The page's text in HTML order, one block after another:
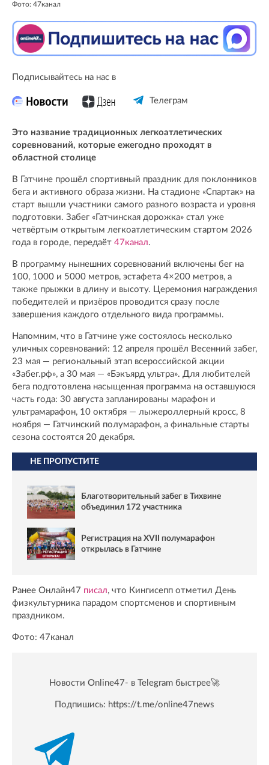
Фото: 47канал
Подписывайтесь на нас в
Телеграм
Это название традиционных легкоатлетических
соревнований, которые ежегодно проходят в
областной столице
В Гатчине прошёл спортивный праздник для поклонников
бега и активного образа жизни. На стадионе «Спартак» на
старт вышли участники самого разного возраста и уровня
подготовки. Забег «Гатчинская дорожка» стал уже
четвёртым открытым легкоатлетическим стартом 2026
года в городе, передаёт 47канал.
В программу нынешних соревнований включены бег на
100, 1000 и 5000 метров, эстафета 4×200 метров, а
также прыжки в длину и высоту. Церемония награждения
победителей и призёров проводится сразу после
завершения каждого отдельного вида программы.
Напомним, что в Гатчине уже состоялось несколько
уличных соревнований: 12 апреля прошёл Весенний забег,
23 мая — региональный этап всероссийской акции
«Забег.рф», а 30 мая — «Бэкъярд ультра». Для любителей
бега подготовлена насыщенная программа на оставшуюся
часть года: 30 августа запланированы марафон и
ультрамарафон, 10 октября — лыжероллерный кросс, 8
ноября — Гатчинский полумарафон, а финальные старты
сезона состоятся 20 декабря.
НЕ ПРОПУСТИТЕ
Благотворительный забег в Тихвине
объединил 172 участника
Регистрация на XVII полумарафон
открылась в Гатчине
Ранее Онлайн47 писал, что Кингисепп отметил День
физкультурника парадом спортсменов и спортивным
праздником.
Фото: 47канал
Новости Online47- в Telegram быстрее🚀
Подпишись: https://t.me/online47news